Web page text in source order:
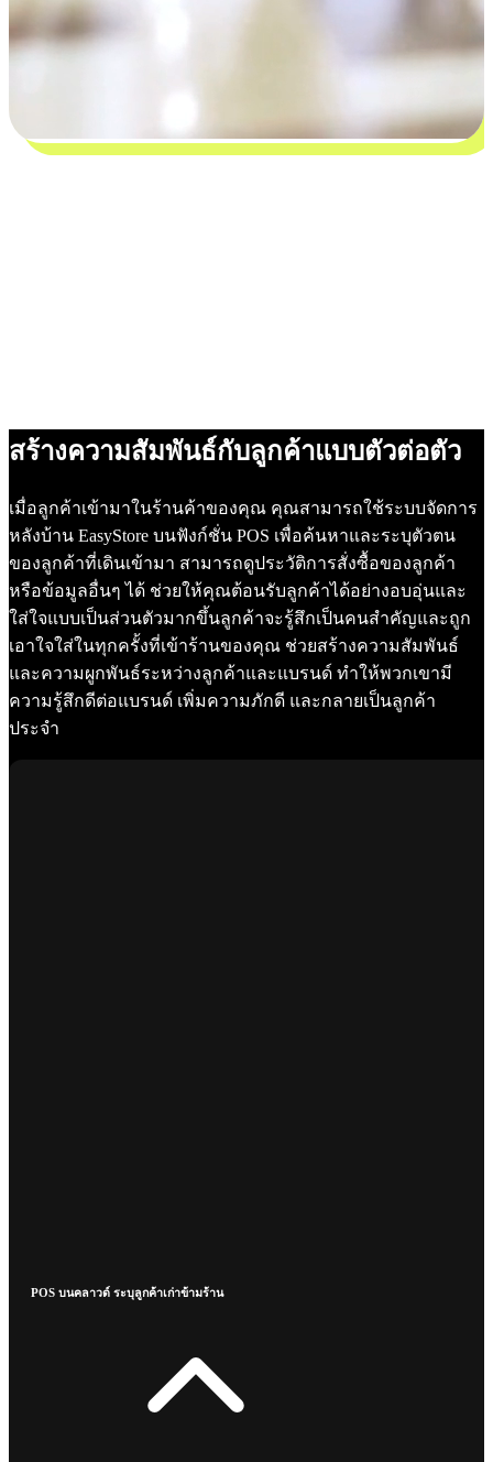
สร้างความสัมพันธ์กับลูกค้าแบบตัวต่อตัว
เมื่อลูกค้าเข้ามาในร้านค้าของคุณ คุณสามารถใช้ระบบจัดการ
หลังบ้าน EasyStore บนฟังก์ชั่น POS เพื่อค้นหาและระบุตัวตน
ของลูกค้าที่เดินเข้ามา สามารถดูประวัติการสั่งซื้อของลูกค้า
หรือข้อมูลอื่นๆ ได้ ช่วยให้คุณต้อนรับลูกค้าได้อย่างอบอุ่นและ
ใส่ใจแบบเป็นส่วนตัวมากขึ้นลูกค้าจะรู้สึกเป็นคนสำคัญและถูก
เอาใจใส่ในทุกครั้งที่เข้าร้านของคุณ ช่วยสร้างความสัมพันธ์
และความผูกพันธ์ระหว่างลูกค้าและแบรนด์ ทำให้พวกเขามี
ความรู้สึกดีต่อแบรนด์ เพิ่มความภักดี และกลายเป็นลูกค้า
ประจำ
POS บนคลาวด์ ระบุลูกค้าเก่าข้ามร้าน